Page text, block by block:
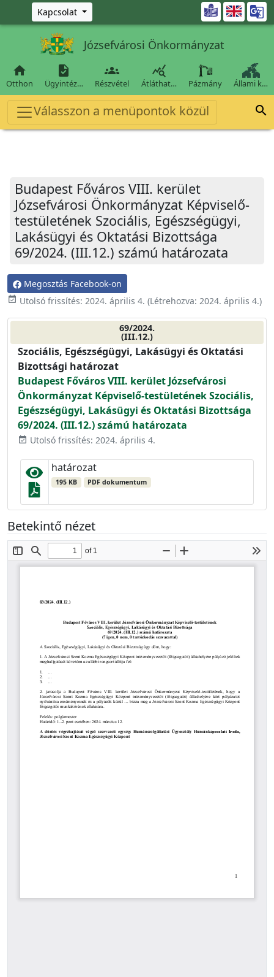
Ugrás a fő tartalomra
Kapcsolat 
Józsefvárosi Önkormányzat

Otthon

Ügyintéz…

Részvétel

Átláthat… Pázmány Állami k…
Válasszon a menüpontok közül 
Budapest Főváros VIII. kerület
Józsefvárosi Önkormányzat Képviselő-
testületének Szociális, Egészségügyi,
Lakásügyi és Oktatási Bizottsága
69/2024. (III.12.) számú határozata
Megosztás Facebook-on
event_available Utolsó frissítés: 2024. április 4. (Létrehozva: 2024. április 4.)
69/2024.
(III.12.)
Szociális, Egészségügyi, Lakásügyi és Oktatási
Bizottsági határozat
Budapest Főváros VIII. kerület Józsefvárosi
Önkormányzat Képviselő-testületének Szociális,
Egészségügyi, Lakásügyi és Oktatási Bizottsága
69/2024. (III.12.) számú határozata
event_available Utolsó frissítés: 2024. április 4.
határozat
195 KB PDF dokumentum
Betekintő nézet